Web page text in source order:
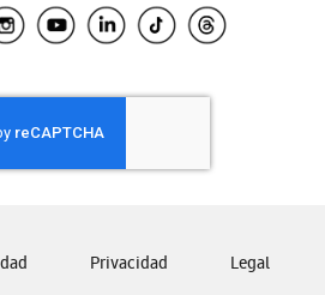
El Salvador
Honduras
Nicaragua
Panamá
Venezuela
Privacidad Legal